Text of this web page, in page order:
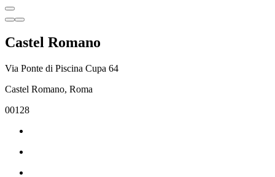
Castel Romano
Via Ponte di Piscina Cupa 64
Castel Romano, Roma
00128